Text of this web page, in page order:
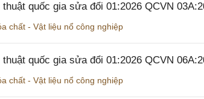
quốc gia sửa đổi 01:2026 QCVN
chất - Vật liệu nổ công nghiệp
quốc gia sửa đổi 01:2026 QCVN
chất - Vật liệu nổ công nghiệp